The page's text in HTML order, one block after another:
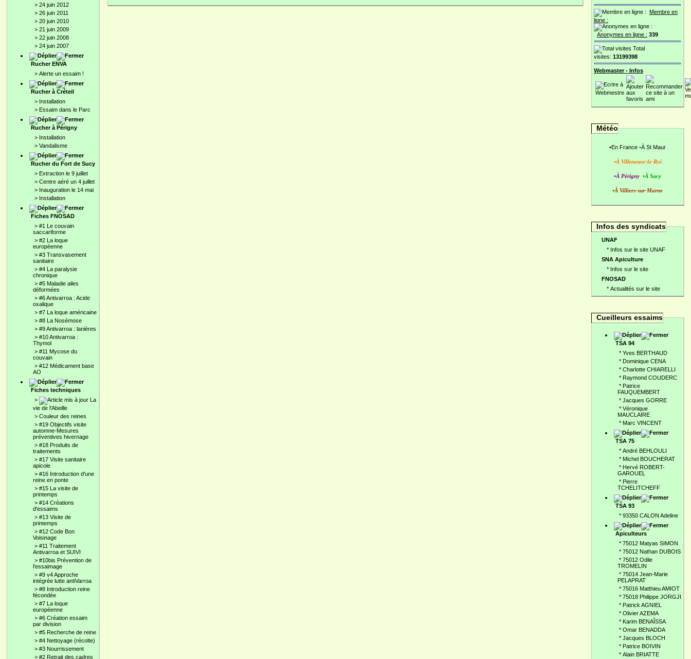
> 24 juin 2012
> 26 juin 2011
> 20 juin 2010
> 21 juin 2009
> 22 juin 2008
> 24 juin 2007
Rucher ENVA
> Alerte un essaim !
Rucher à Créteil
> Installation
> Essaim dans le Parc
Rucher à Périgny
> Installation
> Vandalisme
Rucher du Fort de Sucy
> Extraction le 9 juillet
> Centre aéré un 4 juillet
> Inauguration le 14 mai
> Installation
Fiches FNOSAD
> #1 Le couvain
saccariforme
> #2 La loque
européenne
> #3 Transvasement
sanitaire
> #4 La paralysie
chronique
> #5 Maladie ailes
déformées
> #6 Antivarroa : Acide
oxalique
> #7 La loque américaine
> #8 La Nosémose
> #9 Antivarroa : lanières
> #10 Antivarroa :
Thymol
> #11 Mycose du
couvain
> #12 Médicament base
AO
Fiches techniques
>
La
vie de l'Abeille
> Couleur des reines
> #19 Objectifs visite
automne-Mesures
préventives hivernage
> #18 Produits de
traitements
> #17 Visite sanitaire
apicole
> #16 Introduction d'une
reine en ponte
> #15 La visite de
printemps
> #14 Créations
d'essaims
> #13 Visite de
printemps
> #12 Code Bon
Voisinage
> #11 Traitement
Antivarroa et SUIVI
> #10bis Prévention de
l'essaimage
> #9 v4 Approche
intégrée lutte antiVarroa
> #8 Introduction reine
fécondée
> #7 La loque
européenne
> #6 Création essaim
par division
> #5 Recherche de reine
> #4 Nettoyage (récolte)
> #3 Nourrissement
> #2 Retrait des cadres
Membre en
ligne :
Anonymes en ligne : 339
Total
visites: 13199398
Webmaster - Infos
Météo
•En France •À St Maur
•À Villeneuve-le-Roi
•À Périgny •À Sucy
•À Villiers-sur-Marne
Infos des syndicats
UNAF
* Infos sur le site UNAF
SNA Apiculture
* Infos sur le site
FNOSAD
* Actualités sur le site
Cueilleurs essaims
TSA 94
* Yves BERTHAUD
* Dominique CENA
* Charlotte CHIARELLI
* Raymond COUDERC
* Patrice
FAUQUEMBERT
* Jacques GORRE
* Véronique
MAUCLAIRE
* Marc VINCENT
TSA 75
* André BEHLOULI
* Michel BOUCHERAT
* Hervé ROBERT-
GAROUEL
* Pierre
TCHELITCHEFF
TSA 93
* 93350 CALON Adeline
Apiculteurs
* 75012 Matyas SIMON
* 75012 Nathan DUBOIS
* 75012 Odile
TROMELIN
* 75014 Jean-Marie
PELAPRAT
* 75016 Matthieu AMIOT
* 75018 Philippe JORGJI
* Patrick AGNIEL
* Olivier AZEMA
* Karim BENAÎSSA
* Omar BENADDA
* Jacques BLOCH
* Patrice BOIVIN
* Alain BRIATTE